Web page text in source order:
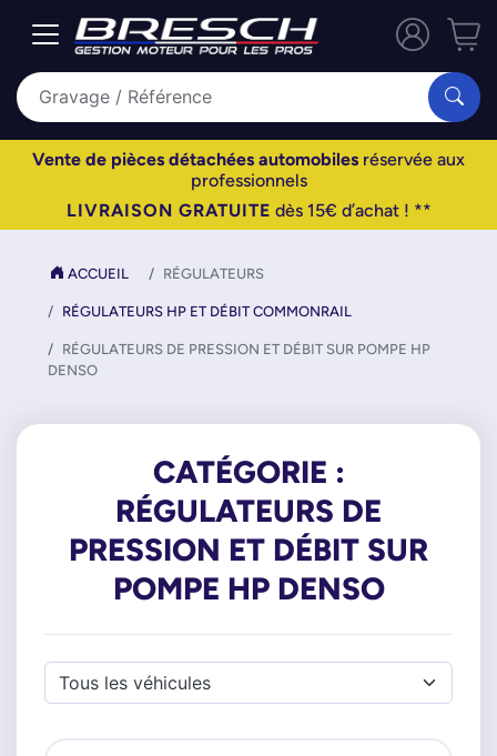
Vente de pièces détachées automobiles réservée aux
professionnels
LIVRAISON GRATUITE dès 15€ d’achat ! **
ACCUEIL RÉGULATEURS
RÉGULATEURS HP ET DÉBIT COMMONRAIL
RÉGULATEURS DE PRESSION ET DÉBIT SUR POMPE HP
DENSO
CATÉGORIE :
RÉGULATEURS DE
PRESSION ET DÉBIT SUR
POMPE HP DENSO